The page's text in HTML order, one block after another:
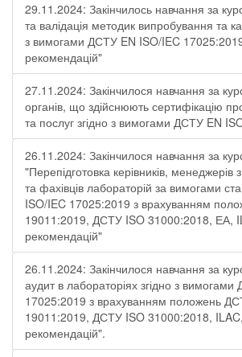
29.11.2024: Закінчилось навчання за
та валідація методик випробування та
з вимогами ДСТУ EN ISO/IEC
рекомендацій"
27.11.2024: Закінчилося навчання за
органів, що здійснюють сертифікацію
та послуг згідно з вимогами ДСТУ EN
26.11.2024: Закінчилося навчання за
"Перепідготовка керівників, менеджерів
та фахівців лабораторій за вимогами
ISO/IEC 17025:2019 з врахуванням
19011:2019, ДСТУ ISO 31000:2018, ЕА,
рекомендацій"
26.11.2024: Закінчилося навчання за
аудит в лабораторіях згідно з
17025:2019 з врахуванням положень
19011:2019, ДСТУ ISO 31000:2018,
рекомендацій".